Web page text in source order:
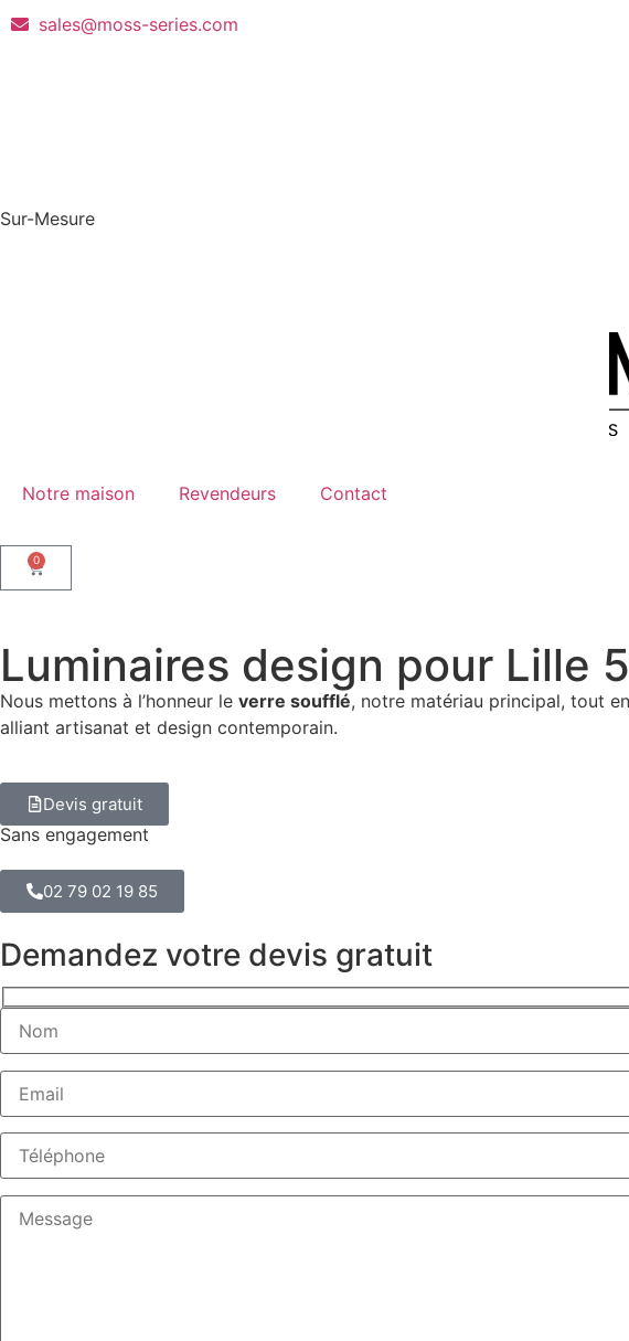
sales@moss-series.com
Sur-Mesure
Notre maison Revendeurs Contact
0
Luminaires design pour Lille
Nous mettons à l’honneur le verre soufflé, notre matériau principal, tout
alliant artisanat et design contemporain.
Devis gratuit
Sans engagement
02 79 02 19 85
Demandez votre devis gratuit